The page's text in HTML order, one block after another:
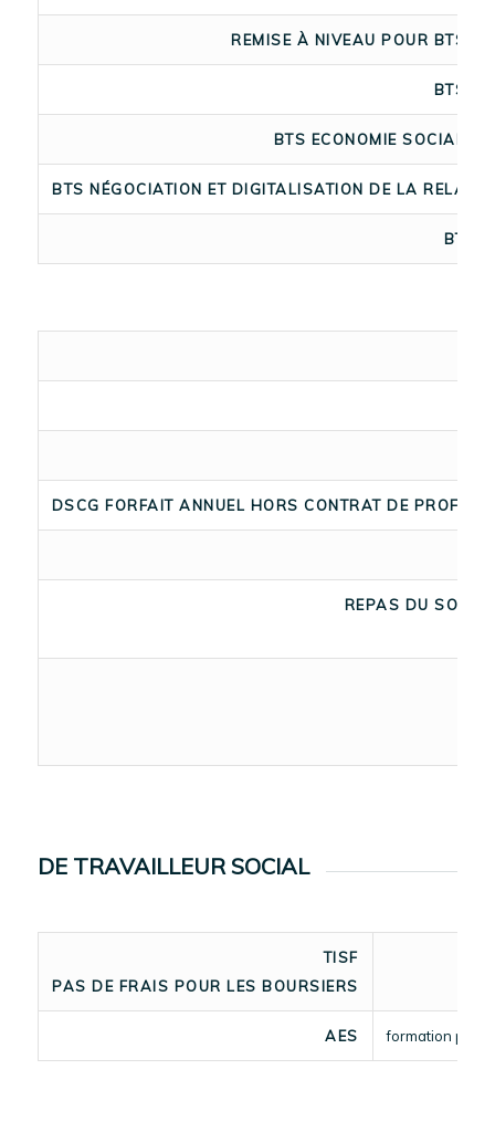
REMISE À NIVEAU POUR BTS
BTS
BTS ECONOMIE SOCIALE
BTS NÉGOCIATION ET DIGITALISATION DE LA
BTS
DSCG FORFAIT ANNUEL HORS CONTRAT DE
REPAS DU SOIR +
DE TRAVAILLEUR SOCIAL
TISF
PAS DE FRAIS POUR LES BOURSIERS
AES formation prise